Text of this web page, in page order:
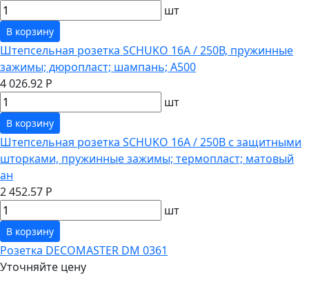
шт
В корзину
Штепсельная розетка SCHUKO 16А / 250В, пружинные
зажимы; дюропласт; шампань; A500
4 026.92 Р
шт
В корзину
Штепсельная розетка SCHUKO 16А / 250В с защитными
шторками, пружинные зажимы; термопласт; матовый
ан
2 452.57 Р
шт
В корзину
Розетка DECOMASTER DM 0361
Уточняйте цену